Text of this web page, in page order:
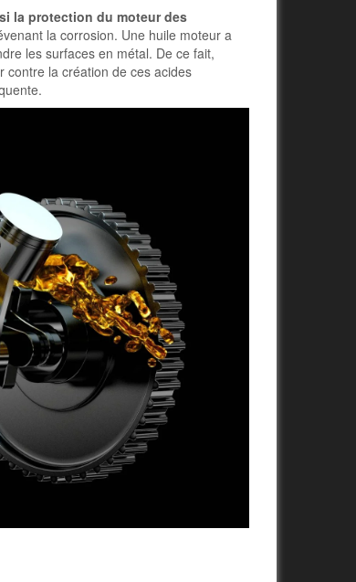
la protection du moteur des
la corrosion. Une huile moteur a
les surfaces en métal. De ce fait,
la création de ces acides